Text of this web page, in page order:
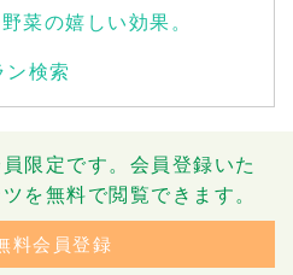
菜の嬉しい効果。
検索
限定です。会員登録いた
を無料で閲覧できます。
料会員登録